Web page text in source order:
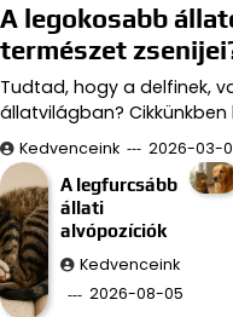
A legokosabb
természet
Tudtad, hogy a delfinek,
állatvilágban?
Kedvenceink
2026-03-
A legfurcsább
állati
alvópozíciók
Kedvenceink
2026-08-05